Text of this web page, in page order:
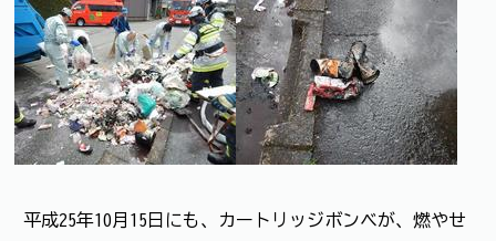
平成25年10月15日にも、カートリッジボンベが、燃やせ